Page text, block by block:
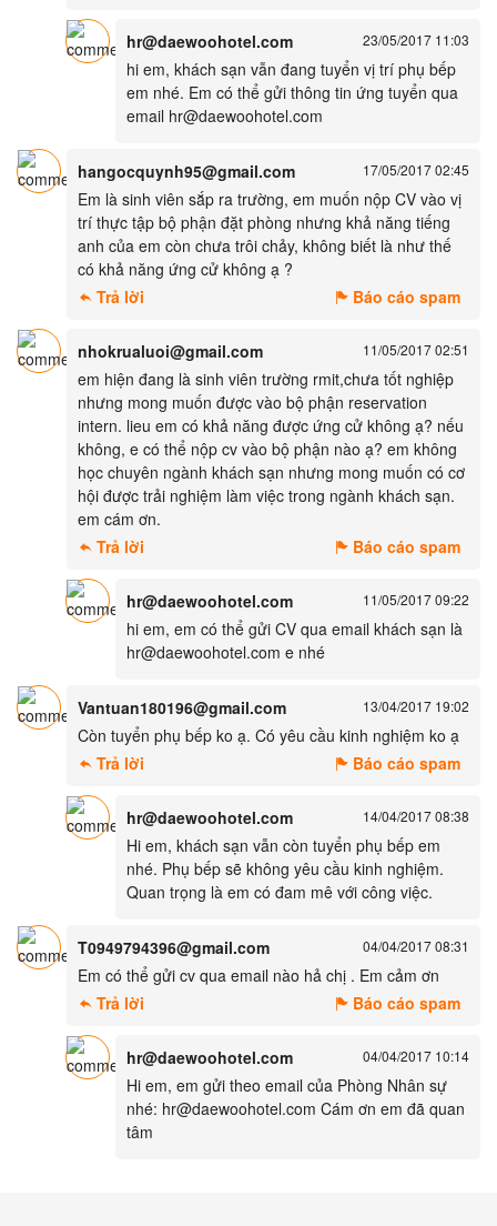
hr@daewoohotel.com 23/05/2017 11:03
hi em, khách sạn vẫn đang tuyển vị trí phụ bếp
em nhé. Em có thể gửi thông tin ứng tuyển qua
email hr@daewoohotel.com
hangocquynh95@gmail.com 17/05/2017 02:45
Em là sinh viên sắp ra trường, em muốn nộp CV vào vị
trí thực tập bộ phận đặt phòng nhưng khả năng tiếng
anh của em còn chưa trôi chảy, không biết là như thế
có khả năng ứng cử không ạ ?
Trả lời
Báo cáo spam
nhokrualuoi@gmail.com 11/05/2017 02:51
em hiện đang là sinh viên trường rmit,chưa tốt nghiệp
nhưng mong muốn được vào bộ phận reservation
intern. lieu em có khả năng được ứng cử không ạ? nếu
không, e có thể nộp cv vào bộ phận nào ạ? em không
học chuyên ngành khách sạn nhưng mong muốn có cơ
hội được trải nghiệm làm việc trong ngành khách sạn.
em cám ơn.
Trả lời
Báo cáo spam
hr@daewoohotel.com 11/05/2017 09:22
hi em, em có thể gửi CV qua email khách sạn là
hr@daewoohotel.com e nhé
Vantuan180196@gmail.com 13/04/2017 19:02
Còn tuyển phụ bếp ko ạ. Có yêu cầu kinh nghiệm ko ạ
Trả lời
Báo cáo spam
hr@daewoohotel.com 14/04/2017 08:38
Hi em, khách sạn vẫn còn tuyển phụ bếp em
nhé. Phụ bếp sẽ không yêu cầu kinh nghiệm.
Quan trọng là em có đam mê với công việc.
T0949794396@gmail.com 04/04/2017 08:31
Em có thể gửi cv qua email nào hả chị . Em cảm ơn
Trả lời
Báo cáo spam
hr@daewoohotel.com 04/04/2017 10:14
Hi em, em gửi theo email của Phòng Nhân sự
nhé: hr@daewoohotel.com Cám ơn em đã quan
tâm